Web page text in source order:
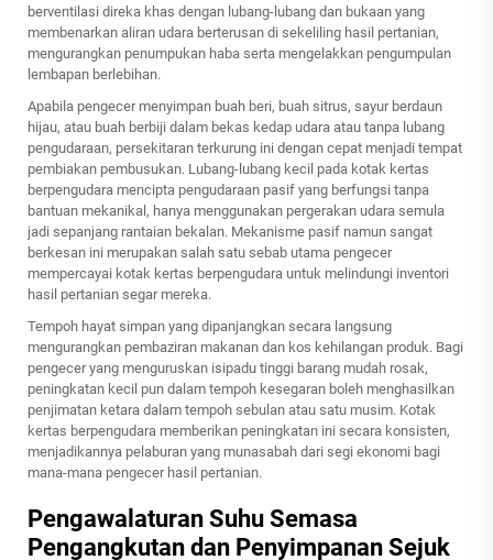
berventilasi direka khas dengan lubang-lubang dan bukaan yang
membenarkan aliran udara berterusan di sekeliling hasil pertanian,
mengurangkan penumpukan haba serta mengelakkan pengumpulan
lembapan berlebihan.
Apabila pengecer menyimpan buah beri, buah sitrus, sayur berdaun
hijau, atau buah berbiji dalam bekas kedap udara atau tanpa lubang
pengudaraan, persekitaran terkurung ini dengan cepat menjadi tempat
pembiakan pembusukan. Lubang-lubang kecil pada kotak kertas
berpengudara mencipta pengudaraan pasif yang berfungsi tanpa
bantuan mekanikal, hanya menggunakan pergerakan udara semula
jadi sepanjang rantaian bekalan. Mekanisme pasif namun sangat
berkesan ini merupakan salah satu sebab utama pengecer
mempercayai kotak kertas berpengudara untuk melindungi inventori
hasil pertanian segar mereka.
Tempoh hayat simpan yang dipanjangkan secara langsung
mengurangkan pembaziran makanan dan kos kehilangan produk. Bagi
pengecer yang menguruskan isipadu tinggi barang mudah rosak,
peningkatan kecil pun dalam tempoh kesegaran boleh menghasilkan
penjimatan ketara dalam tempoh sebulan atau satu musim. Kotak
kertas berpengudara memberikan peningkatan ini secara konsisten,
menjadikannya pelaburan yang munasabah dari segi ekonomi bagi
mana-mana pengecer hasil pertanian.
Pengawalaturan Suhu Semasa
Pengangkutan dan Penyimpanan Sejuk